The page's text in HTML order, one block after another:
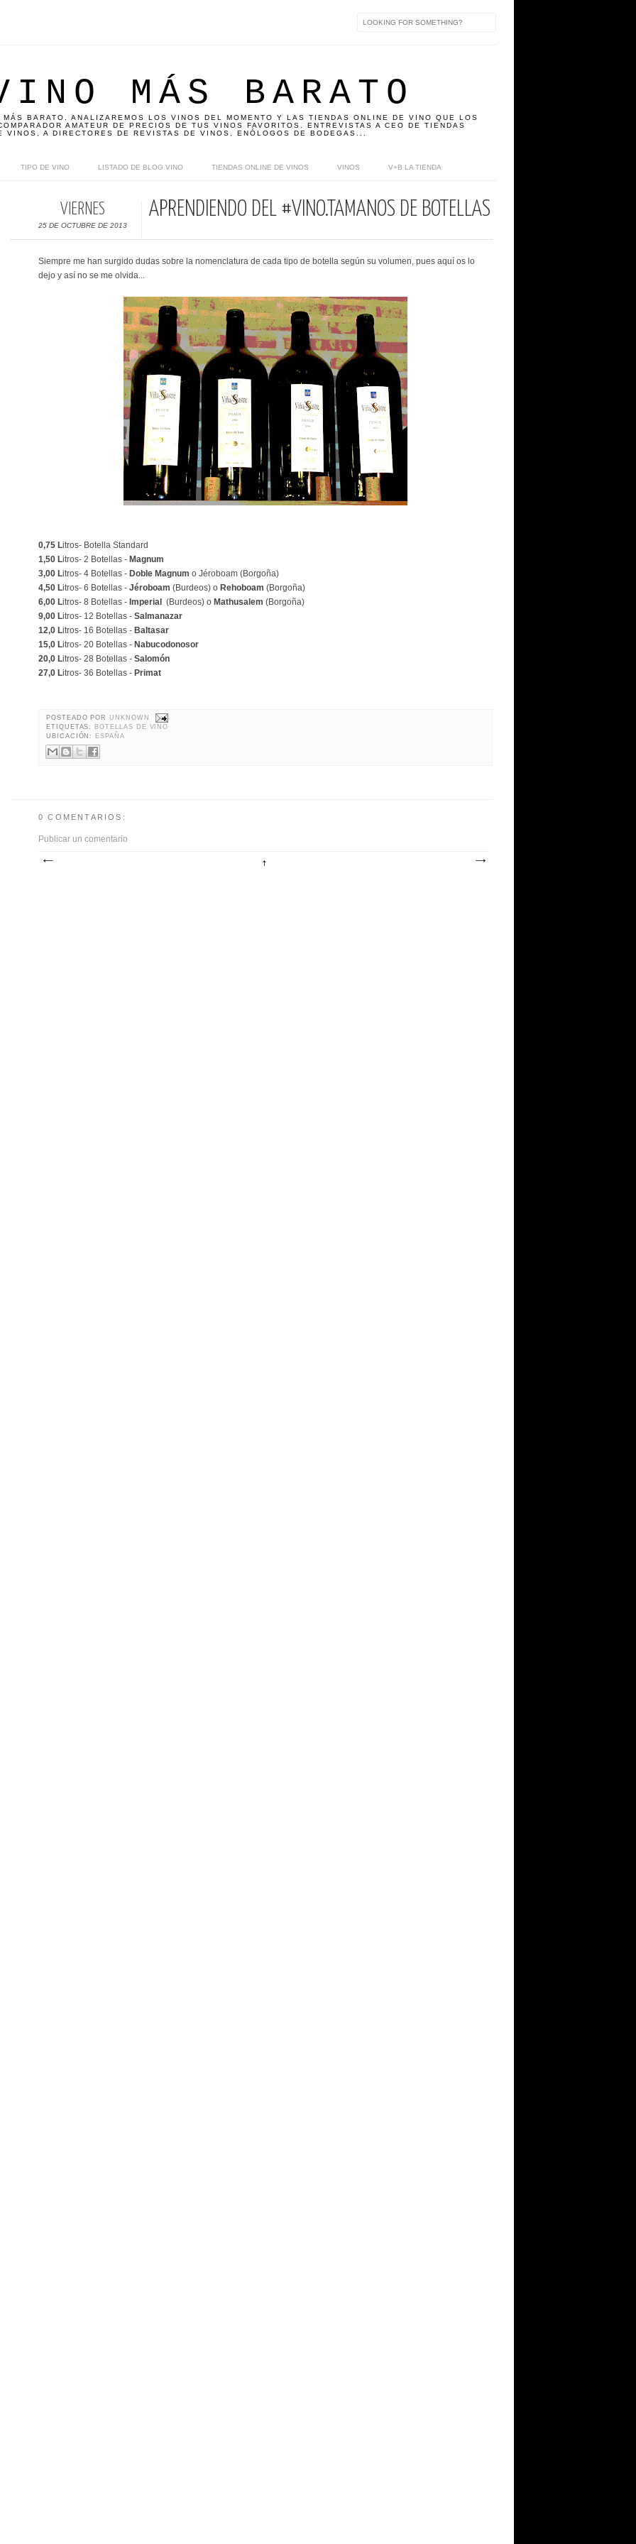
MÁS BARATO
BARATO. ANALIZAREMOS LOS VINOS DEL MOMENTO Y LAS TIENDAS ONLINE DE VINO QUE LOS
AMATEUR DE PRECIOS DE TUS VINOS FAVORITOS. ENTREVISTAS A CEO DE TIENDAS
VINOS, A DIRECTORES DE REVISTAS DE VINOS, ENÓLOGOS DE BODEGAS...
TIPO DE VINO LISTADO DE BLOG VINO TIENDAS ONLINE DE VINOS VINOS V+B LA TIENDA
VIERNES
25 DE OCTUBRE DE 2013
APRENDIENDO DEL #VINO.TAMAÑOS DE BOTELLAS
Siempre me han surgido dudas sobre la nomenclatura de cada tipo de botella según su volumen, pues aquí os lo
dejo y así no se me olvida...
0,75 Litros- Botella Standard
1,50 Litros- 2 Botellas - Magnum
3,00 Litros- 4 Botellas - Doble Magnum o Jéroboam (Borgoña)
4,50 Litros- 6 Botellas - Jéroboam (Burdeos) o Rehoboam (Borgoña)
6,00 Litros- 8 Botellas - Imperial (Burdeos) o Mathusalem (Borgoña)
9,00 Litros- 12 Botellas - Salmanazar
12,0 Litros- 16 Botellas - Baltasar
15,0 Litros- 20 Botellas - Nabucodonosor
20,0 Litros- 28 Botellas - Salomón
27,0 Litros- 36 Botellas - Primat
POSTEADO PORUNKNOWN
ETIQUETAS: BOTELLAS DE VINO
UBICACIÓN: ESPAÑA
0 COMENTARIOS:
Publicar un comentario